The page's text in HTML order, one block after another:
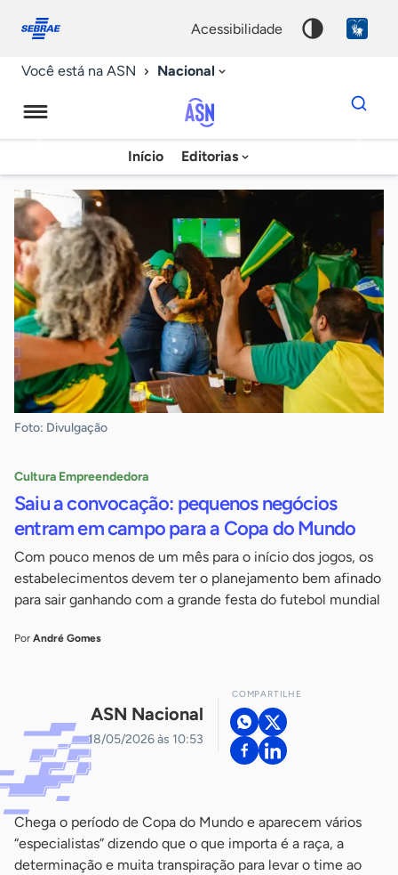
conosco
acessibilidade
Você está na ASN Nacional
Agência
Sebrae
Notícias
Início Editorias
Dados
para
chave
Foto: Divulgação
Cultura Empreendedora
Saiu a convocação: pequenos negócios
entram em campo para a Copa do Mundo
Com pouco menos de um mês para o início dos jogos, os
estabelecimentos devem ter o planejamento bem afinado
para sair ganhando com a grande festa do futebol mundial
Por André Gomes
ASN Nacional
18/05/2026 às 10:53
COMPARTILHE
Chega o período de Copa do Mundo e aparecem vários
“especialistas” dizendo que o que importa é a raça, a
determinação e muita transpiração para levar o time ao